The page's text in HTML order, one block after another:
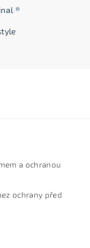
®
a ochranou
ochrany před